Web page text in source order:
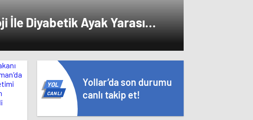
İle Diyabetik Ayak Yarası
Yollar’da son durumu
canlı takip et!
YOL
CANLI